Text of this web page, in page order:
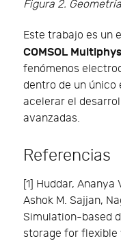
Figura 2.
Este trabajo es un
COMSOL
fenómenos
dentro de un único
acelerar el
avanzadas.
Referencias
[1] Huddar,
Ashok M. Sajjan,
Simulation-based
storage for